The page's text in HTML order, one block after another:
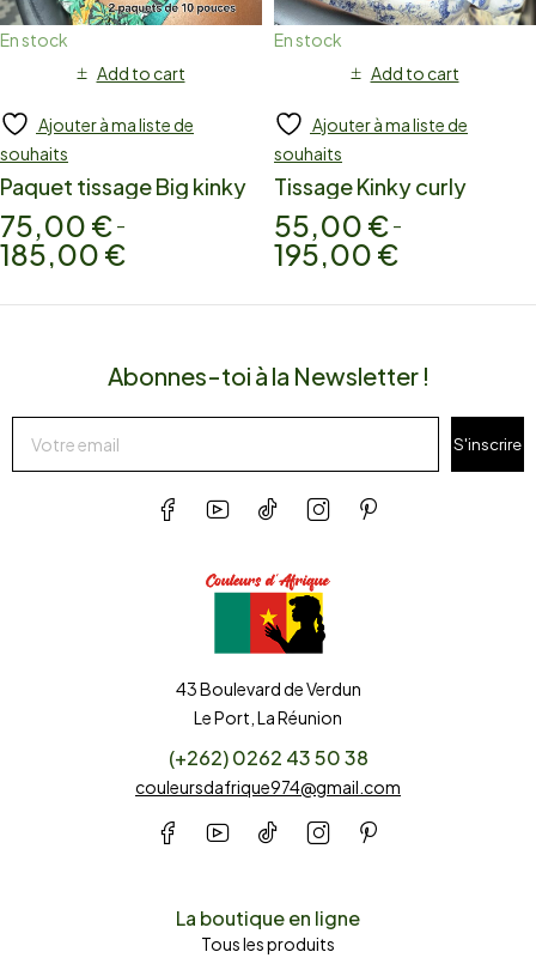
En stock
Add to cart
Ajouter à ma liste de
souhaits
Paquet tissage Big kinky
75,00 € –
185,00 €
En stock
Add to cart
Ajouter à ma liste de
souhaits
Tissage Kinky curly
55,00 € –
195,00 €
43 Boulevard de Verdun
Le Port, La Réunion
(+262) 0262 43 50 38
couleursdafrique974@gmail.com
La boutique en ligne
Tous les produits
Abonnes-toi à la Newsletter !
S'inscrire